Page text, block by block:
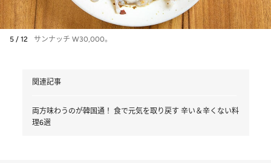
5 / 12 サンナッチ W30,000。
関連記事
両方味わうのが韓国通！ 食で元気を取り戻す 辛い＆辛くない料
理6選